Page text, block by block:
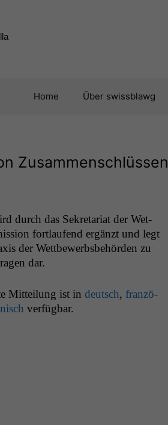
Home Über swissblawg
Zusammenschlüssen
durch das Sekre­tari­at der Wet­
fort­laufend ergänzt und legt
der Wet­tbe­werb­s­be­hör­den zu
dar.
Mit­teilung ist in deutsch, franzö­
verfügbar.